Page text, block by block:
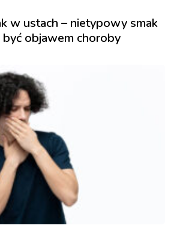
w ustach – nietypowy smak
objawem choroby